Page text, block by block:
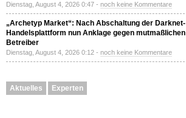
Dienstag, August 4, 2026 0:47 - noch keine Kommentare
„Archetyp Market“: Nach Abschaltung der Darknet-
Handelsplattform nun Anklage gegen mutmaßlichen
Betreiber
Dienstag, August 4, 2026 0:12 - noch keine Kommentare
Aktuelles Experten